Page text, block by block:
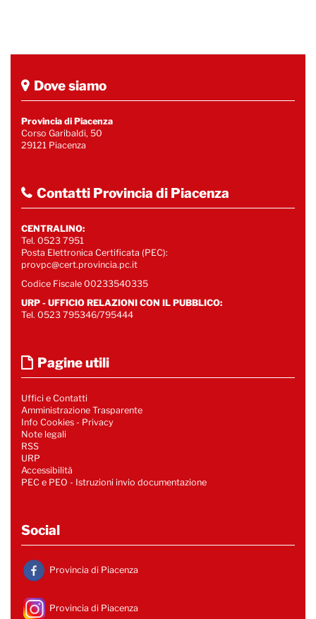
Dove siamo
Provincia di Piacenza
Corso Garibaldi, 50
29121 Piacenza
Contatti Provincia di Piacenza
CENTRALINO:
Tel. 0523 7951
Posta Elettronica Certificata (PEC):
provpc@cert.provincia.pc.it
Codice Fiscale 00233540335
URP - UFFICIO RELAZIONI CON IL PUBBLICO:
Tel. 0523 795346/795444
Pagine utili
Uffici e Contatti
Amministrazione Trasparente
Info Cookies - Privacy
Note legali
RSS
URP
Accessibilità
PEC e PEO - Istruzioni invio documentazione
Social
Provincia di Piacenza
Provincia di Piacenza